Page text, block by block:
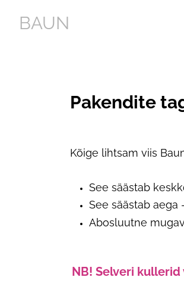
BAUN
Pakendite
Kõige lihtsam viis
See säästab
See säästab
Abosluutne
NB! Selveri